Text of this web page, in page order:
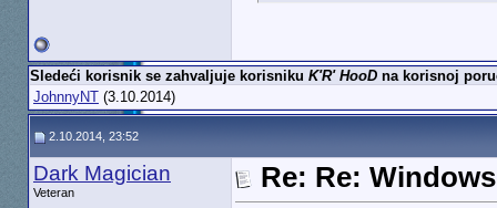
Sledeći korisnik se zahvaljuje korisniku K'R' HooDna korisnoj
JohnnyNT(3.10.2014)
2.10.2014, 23:52
Dark Magician
Veteran
Re: Re: